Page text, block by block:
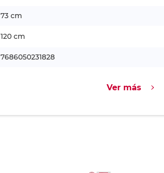
73 cm
120 cm
7686050231828
Ver más